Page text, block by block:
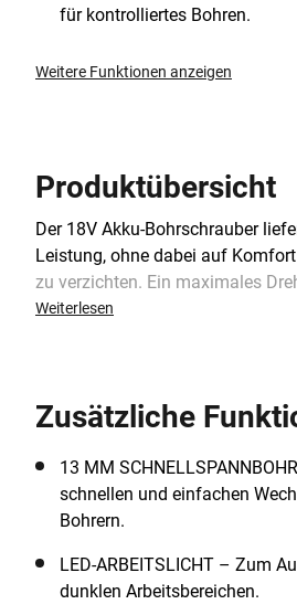
für kontrolliertes Bohren.
Weitere Funktionen anzeigen
Produktübersicht
Der 18V Akku-Bohrschrauber
Leistung, ohne dabei auf
zu verzichten. Ein maximales
macht das Bohren und
für jede Aufgabe leicht anpassen.
einfache Bitwechsel, während das
Licht sicherstellt, dass du die
behältst. Genieße dank des
Stabilität, mit einem
deinen Bohrer stets griffbereit zu
Weiterlesen
Zusätzliche
13 MM
schnellen und einfachen
Bohrern.
LED-ARBEITSLICHT – Zum
dunklen Arbeitsbereichen.